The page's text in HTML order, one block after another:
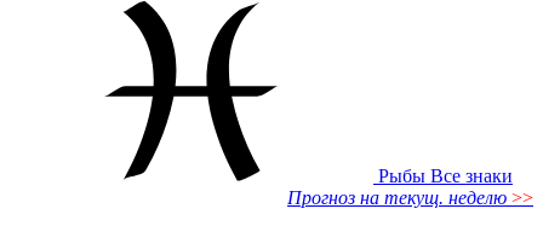
Рыбы Все знаки
Прогноз на текущ. неделю >>